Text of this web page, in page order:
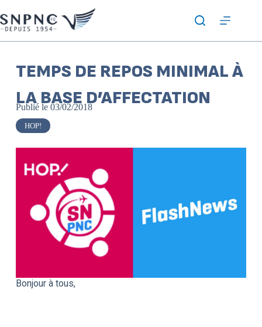
TEMPS DE REPOS MINIMAL À
LA BASE D’AFFECTATION
Publié le 03/02/2018
HOP!
Bonjour à tous,